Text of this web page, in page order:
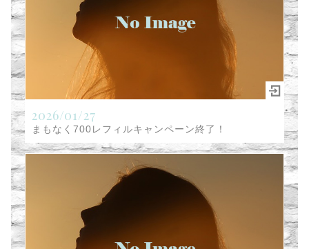
2026/01/27
まもなく700レフィルキャンペーン終了！